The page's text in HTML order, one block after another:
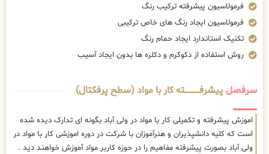
فرمولاسیون پیشرفته ترکیب رنگ
فرمولاسیون ایجاد رنگ های خاص ترکیبی
تکنیک استاندارد ایجاد حمام رنگ
روش استفاده از دکوکرم و دکلره ها بدون ایجاد آسیب
سرفصلپیشرفــــــــــــته کار با مواد (سطح پرفکتال)
اموزش پیشرفته و تکمیلی کار با مواد در ولی آباد بگونه ای تدارک دیده شده
است که کلیه دانشپذیران و هنرآموزان با شرکت در دوره اموزشی کار با مواد در
ولی آباد بصورت پیشرفته مفاهیم را در حوزه کاربر مواد آموزش خواهند دید .